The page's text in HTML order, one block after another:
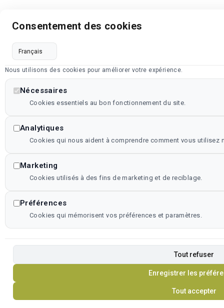
Consentement des cookies
Nous utilisons des cookies pour améliorer votre expérience.
Nécessaires
Cookies essentiels au bon fonctionnement du site.
Analytiques
Cookies qui nous aident à comprendre comment vous utilisez
Marketing
Cookies utilisés à des fins de marketing et de reciblage.
Préférences
Cookies qui mémorisent vos préférences et paramètres.
Tout refuser
Enregistrer les
Tout accepter